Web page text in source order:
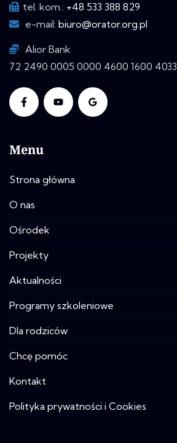
tel. kom.: +48 533 388 829
e-mail: biuro@orator.org.pl
Alior Bank
72 2490 0005 0000 4600 1600 4033
Menu
Strona główna
O nas
Ośrodek
Projekty
Aktualności
Programy szkoleniowe
Dla rodziców
Chcę pomóc
Kontakt
Polityka prywatności i Cookies